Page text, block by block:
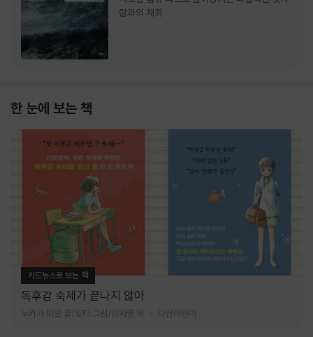
랑과의 재회
한 눈에 보는 책
카드뉴스로 보는 책
독후감 숙제가 끝나지 않아
누카가 미오 글/토티 그림/김지영 역 다산어린이